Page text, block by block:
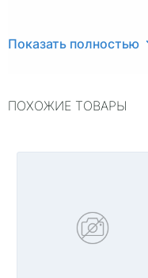
Показать полностью
ПОХОЖИЕ ТОВАРЫ